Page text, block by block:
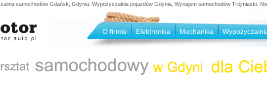
samochodów Gdańsk, Gdynia. Wypożyczalnia pojazdów Gdynia, Wynajem samochodów Trójmiasto.
O firmie Elektronika Mechanika